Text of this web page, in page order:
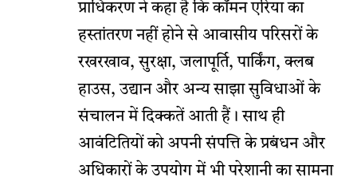
प्राधिकरण ने कहा है कि कॉमन एरिया का
हस्तांतरण नहीं होने से आवासीय परिसरों के
रखरखाव, सुरक्षा, जलापूर्ति, पार्किंग, क्लब
हाउस, उद्यान और अन्य साझा सुविधाओं के
संचालन में दिक्कतें आती हैं। साथ ही
आवंटितियों को अपनी संपत्ति के प्रबंधन और
अधिकारों के उपयोग में भी परेशानी का सामना